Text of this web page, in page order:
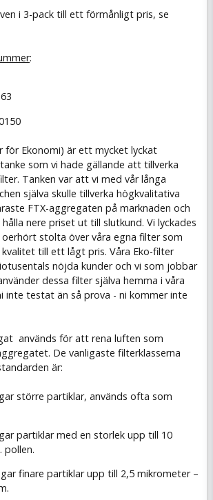
i 3-pack till ett förmånligt pris, se
:
för Ekonomi) är ett mycket lyckat
som vi hade gällande att tillverka
Tanken var att vi med vår långa
själva skulle tillverka högkvalitativa
FTX-aggregaten på marknaden och
nere priset ut till slutkund. Vi lyckades
oerhört stolta över våra egna filter som
till ett lågt pris. Våra Eko-filter
nöjda kunder och vi som jobbar
dessa filter själva hemma i våra
inte testat än så prova - ni kommer inte
används för att rena luften som
De vanligaste filterklasserna
är:
större partiklar, används ofta som
partiklar med en storlek upp till 10
pollen.
finare partiklar upp till 2,5 mikrometer –